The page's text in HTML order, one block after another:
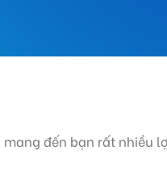
đến bạn rất nhiều